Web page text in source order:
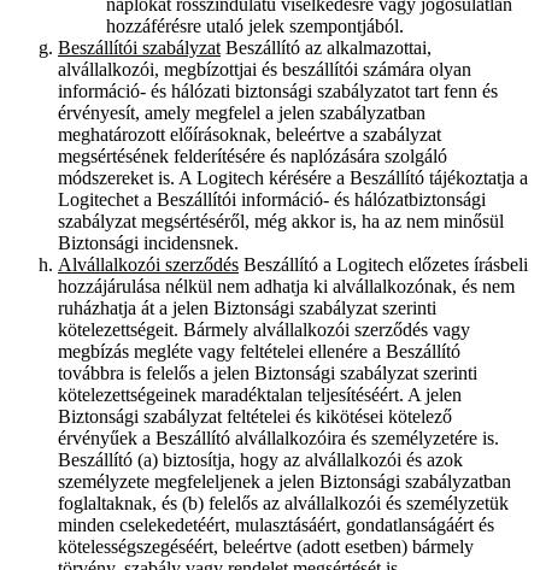
naplókat rosszindulatú viselkedésre vagy jogosulatlan
hozzáférésre utaló jelek szempontjából.
Beszállítói szabályzat Beszállító az alkalmazottai,
alvállalkozói, megbízottjai és beszállítói számára olyan
információ- és hálózati biztonsági szabályzatot tart fenn és
érvényesít, amely megfelel a jelen szabályzatban
meghatározott előírásoknak, beleértve a szabályzat
megsértésének felderítésére és naplózására szolgáló
módszereket is. A Logitech kérésére a Beszállító tájékoztatja a
Logitechet a Beszállítói információ- és hálózatbiztonsági
szabályzat megsértéséről, még akkor is, ha az nem minősül
Biztonsági incidensnek.
Alvállalkozói szerződés Beszállító a Logitech előzetes írásbeli
hozzájárulása nélkül nem adhatja ki alvállalkozónak, és nem
ruházhatja át a jelen Biztonsági szabályzat szerinti
kötelezettségeit. Bármely alvállalkozói szerződés vagy
megbízás megléte vagy feltételei ellenére a Beszállító
továbbra is felelős a jelen Biztonsági szabályzat szerinti
kötelezettségeinek maradéktalan teljesítéséért. A jelen
Biztonsági szabályzat feltételei és kikötései kötelező
érvényűek a Beszállító alvállalkozóira és személyzetére is.
Beszállító (a) biztosítja, hogy az alvállalkozói és azok
személyzete megfeleljenek a jelen Biztonsági szabályzatban
foglaltaknak, és (b) felelős az alvállalkozói és személyzetük
minden cselekedetéért, mulasztásáért, gondatlanságáért és
kötelességszegéséért, beleértve (adott esetben) bármely